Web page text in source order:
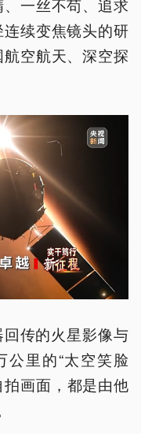
一丝不苟、追求
续变焦镜头的研
空航天、深空探
传的火星影像与
里的“太空笑脸
拍画面，都是由他